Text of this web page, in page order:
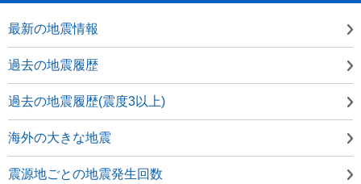
最新の地震情報
過去の地震履歴
過去の地震履歴(震度3以上)
海外の大きな地震
震源地ごとの地震発生回数